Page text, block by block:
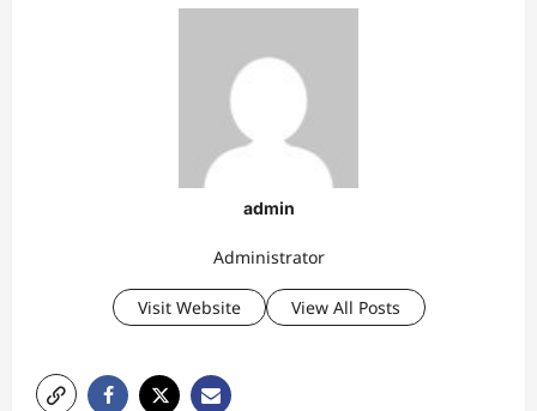
admin
Administrator
Visit Website View All Posts